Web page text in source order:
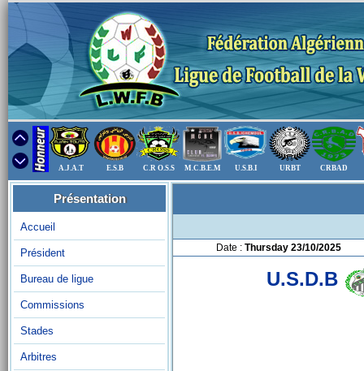
A.J.A.T E.S.B C.R O.S.S M.C.B.E.M U.S.B.I URBT CRBAD
Présentation
Accueil
Président
Bureau de ligue
Commissions
Stades
Arbitres
Date : Thursday 23/10/2025
U.S.D.B